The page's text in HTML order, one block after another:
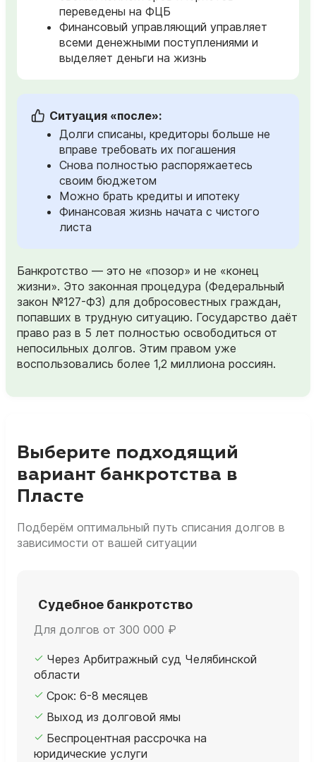
переведены на ФЦБ
Финансовый управляющий управляет
всеми денежными поступлениями и
выделяет деньги на жизнь
Ситуация «после»:
Долги списаны, кредиторы больше не
вправе требовать их погашения
Снова полностью распоряжаетесь
своим бюджетом
Можно брать кредиты и ипотеку
Финансовая жизнь начата с чистого
листа
Банкротство — это не «позор» и не «конец
жизни». Это законная процедура (Федеральный
закон №127-ФЗ) для добросовестных граждан,
попавших в трудную ситуацию. Государство даёт
право раз в 5 лет полностью освободиться от
непосильных долгов. Этим правом уже
воспользовались более 1,2 миллиона россиян.
Выберите подходящий
вариант банкротства в
Пласте
Подберём оптимальный путь списания долгов в
зависимости от вашей ситуации
Судебное банкротство
Для долгов от 300 000 ₽
Через Арбитражный суд Челябинской
области
Срок: 6-8 месяцев
Выход из долговой ямы
Беспроцентная рассрочка на
юридические услуги